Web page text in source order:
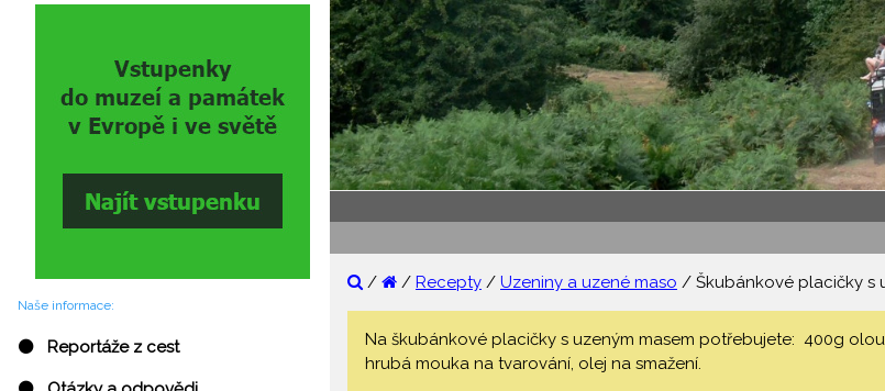
Naše informace:
⚫ Reportáže z cest
/ / Recepty / Uzeniny a uzené maso / Škubánkové placičky s
Na škubánkové placičky s uzeným masem potřebujete: 400g
hrubá mouka na tvarování, olej na smažení.